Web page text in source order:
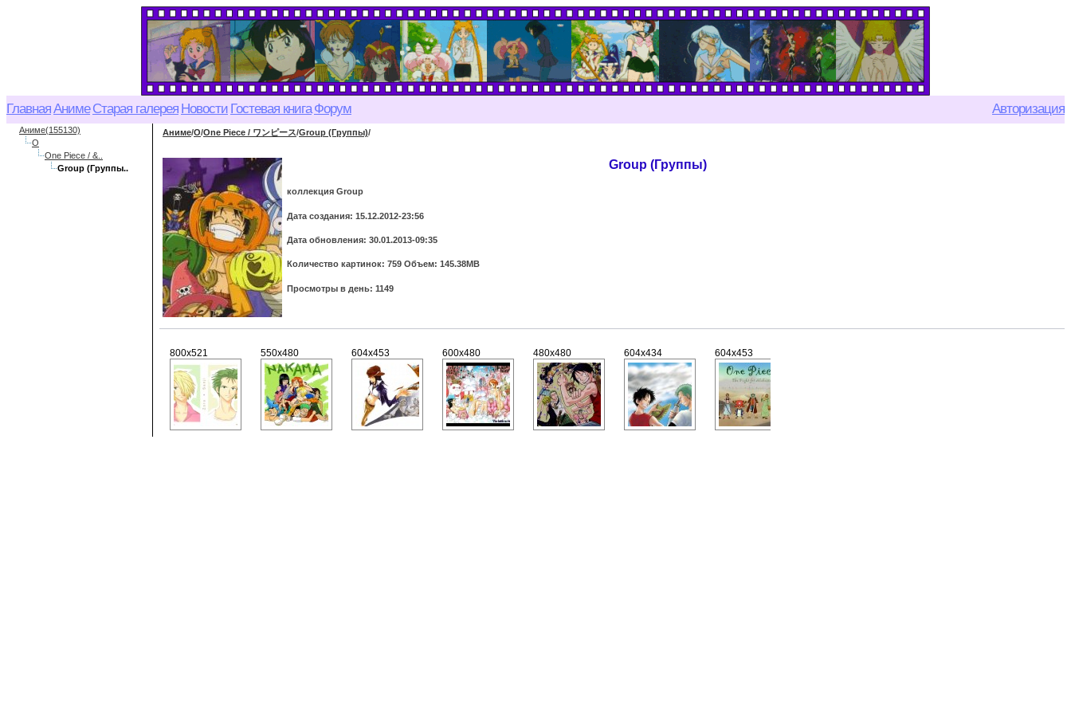
ГлавнаяАниме Старая галерея Новости Гостевая книга Форум Авторизация
Аниме(155130)
O
One Piece / &..
Group (Группы..
Аниме/O/One Piece / ワンピース/Group (Группы)/
Group (Группы)
коллекция Group
Дата создания: 15.12.2012-23:56
Дата обновления: 30.01.2013-09:35
Количество картинок: 759 Объем: 145.38MB
Просмотры в день: 1149
800x521 550x480 604x453 600x480 480x480 604x434 604x453